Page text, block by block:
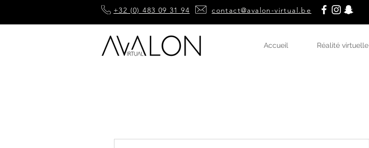
+32 (0) 483 09 31 94 contact@avalon-virtual.be
Accueil Réalité virtuelle